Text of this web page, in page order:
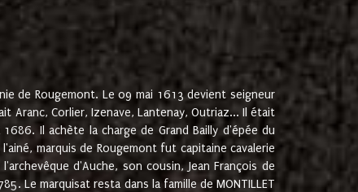
de Rougemont. Le 09 mai 1613 devient seigneur
Aranc, Corlier, Izenave, Lantenay, Outriaz... Il était
Il achète la charge de Grand Bailly d'épée du
marquis de Rougemont fut capitaine cavalerie
d'Auche, son cousin, Jean François de
Le marquisat resta dans la famille de MONTILLET